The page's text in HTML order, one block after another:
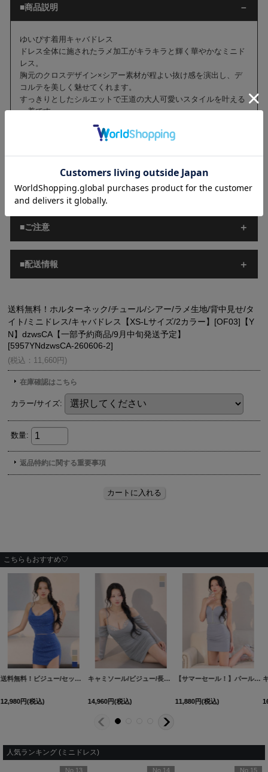
■商品説明
ゆいぴす着用キャバドレス
ドレス全体に施されたラメ加工がキラキラと輝く華やかなミニド
レス。
胸元のクロスデザイン×シアー素材が程よい抜け感を演出し、デ
コルテを美しく魅せてくれます。
すっきりとしたシルエットで王道の大人可愛いスタイルを叶える
一着です。
■サイズ[cm]
■ご注意
■配送情報
こちらもおすすめ♡
送料無料！ビジュー/セットアップ/ラメ生地/ストレッチ/チェーン/キャミソール/サイドシアー/ミニドレス/キャバドレス【XS-Mサイズ/3カラー】[OF03]【YN】dzwsCA
12,980円(税込)
キャミソール/ビジュー/長袖/ラメ/ストレッチ/ミニドレス/キャバドレス【XS-Mサイズ/2カラー】[OF03]
14,960円(税込)
【サマーセール！】パール/ビジュー/キャミソール/タイト/ストレッチ/無地/セットアップ/ミニドレス/キャバドレス【XS-Mサイズ/1カラー】[OF03] 【YN】dzw
11,880円(税込)
人気ランキング (ミニドレス)